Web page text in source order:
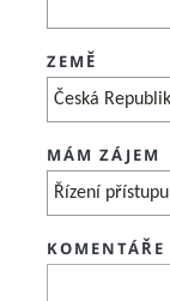
ZEMĚ
MÁM ZÁJEM
KOMENTÁŘE